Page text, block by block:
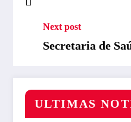
Next post
Secretaria de
ULTIMAS